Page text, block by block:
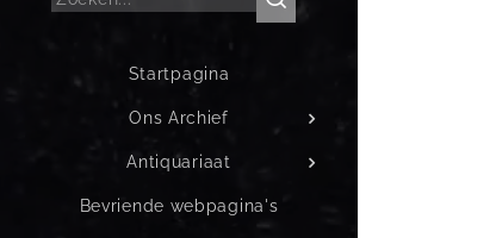
Startpagina
Ons Archief
Antiquariaat
Bevriende webpagina's